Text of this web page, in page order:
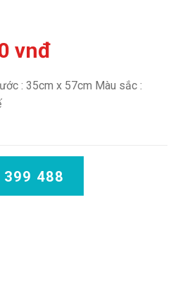
vnđ
: 35cm x 57cm Màu sắc :
399 488